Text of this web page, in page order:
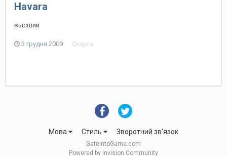
Havara
высший
3 грудня 2009 Скарга
Мова Стиль Зворотний зв'язок
GateIntoGame.com
Powered by Invision Community